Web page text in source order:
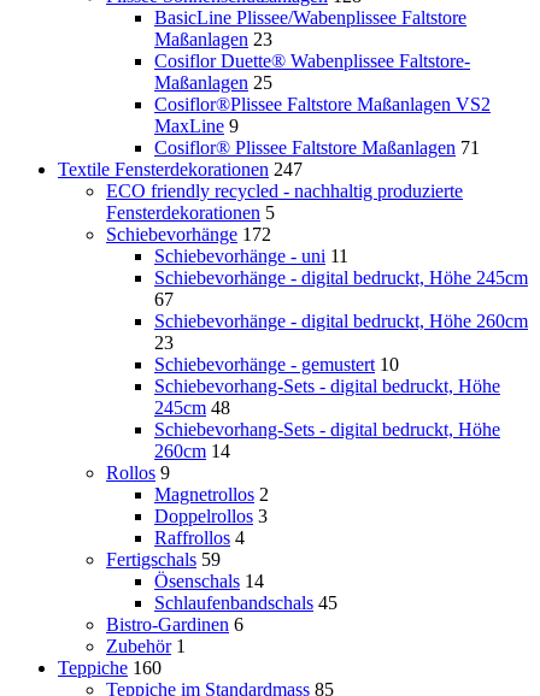
BasicLine Plissee/Wabenplissee Faltstore
Maßanlagen 23
Cosiflor Duette® Wabenplissee Faltstore-
Maßanlagen 25
Cosiflor®Plissee Faltstore Maßanlagen VS2
MaxLine 9
Cosiflor® Plissee Faltstore Maßanlagen 71
Textile Fensterdekorationen 247
ECO friendly recycled - nachhaltig produzierte
Fensterdekorationen 5
Schiebevorhänge 172
Schiebevorhänge - uni 11
Schiebevorhänge - digital bedruckt, Höhe 245cm
67
Schiebevorhänge - digital bedruckt, Höhe 260cm
23
Schiebevorhänge - gemustert 10
Schiebevorhang-Sets - digital bedruckt, Höhe
245cm 48
Schiebevorhang-Sets - digital bedruckt, Höhe
260cm 14
Rollos 9
Magnetrollos 2
Doppelrollos 3
Raffrollos 4
Fertigschals 59
Ösenschals 14
Schlaufenbandschals 45
Bistro-Gardinen 6
Zubehör 1
Teppiche 160
Teppiche im Standardmass 85